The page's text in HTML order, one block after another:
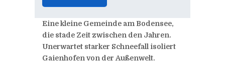
Eine kleine Gemeinde am Bodensee,
die stade Zeit zwischen den Jahren.
Unerwartet starker Schneefall isoliert
Gaienhofen von der Außenwelt.